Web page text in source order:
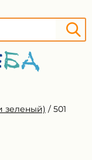
зеленый) / 501